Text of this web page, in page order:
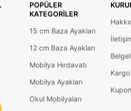
POPÜLER
KATEGORILER
15 cm Baza Ayakları
12 cm Baza Ayakları
Mobilya Hırdavatı
Mobilya Ayakları
Okul Mobilyaları